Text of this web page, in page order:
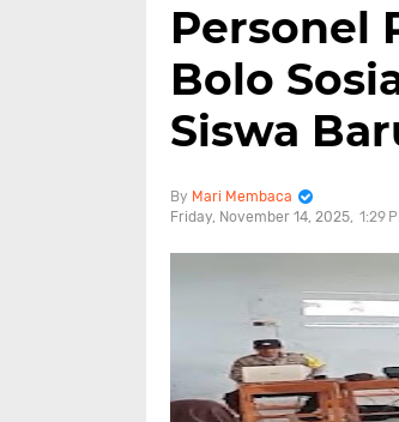
Personel
Bolo
Siswa
Mari Membaca
Friday, November 14, 2025 1:29